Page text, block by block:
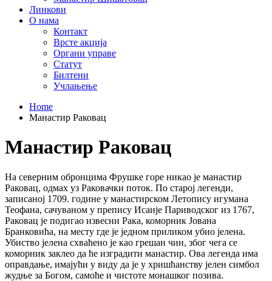
Линкови
О нама
Контакт
Врсте акција
Органи управе
Статут
Билтени
Учлањење
Home
Манастир Раковац
Манастир Раковац
На северним обронцима Фрушке горе никао је манастир
Раковац, одмах уз Раковачки поток. По старој легенди,
записаној 1709. године у манастирском Летопису игумана
Теофана, сачуваном у препису Исаије Париводског из 1767,
Раковац је подигао извесни Рака, коморник Јована
Бранковића, на месту где је једном приликом убио јелена.
Убиство јелена схваћено је као грешан чин, због чега се
коморник заклео да ће изградити манастир. Ова легенда има
оправдање, имајући у виду да је у хришћанству јелен симбол
жудње за Богом, самоће и чистоте монашког позива.